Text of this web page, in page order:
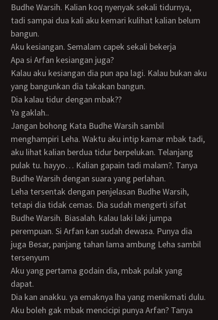
Budhe Warsih. Kalian koq nyenyak sekali tidurnya,
tadi sampai dua kali aku kemari kulihat kalian belum
bangun.
Aku kesiangan. Semalam capek sekali bekerja
Apa si Arfan kesiangan juga?
Kalau aku kesiangan dia pun apa lagi. Kalau bukan aku
yang bangunkan dia takakan bangun.
Dia kalau tidur dengan mbak??
ya gaklah..
Jangan bohong Kata Budhe Warsih sambil
menghampiri Leha. Waktu aku intip kamar mbak tadi,
aku lihat kalian berdua tidur berpelukan. Telanjang
pulak tu. hayyo… Kalian gapain tadi malam?. Tanya
Budhe Warsih dengan suara yang perlahan.
Leha tersentak dengan penjelasan Budhe Warsih,
tetapi dia tidak cemas. Dia sudah mengerti sifat
Budhe Warsih. Biasalah. kalau laki laki jumpa
perempuan. Si Arfan kan sudah dewasa. Punya dia
juga Besar, panjang tahan lama ambung Leha sambil
tersenyum
Aku yang pertama godain dia, mbak pulak yang
dapat.
Dia kan anakku. ya emaknya lha yang menikmati dulu.
Aku boleh gak mbak mencicipi punya Arfan? Tanya